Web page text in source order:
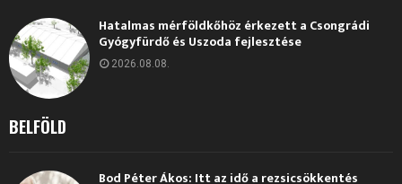
Hatalmas mérföldkőhöz érkezett a Csongrádi
Gyógyfürdő és Uszoda fejlesztése
2026.08.08.
BELFÖLD
Bod Péter Ákos: Itt az idő a rezsicsökkentés